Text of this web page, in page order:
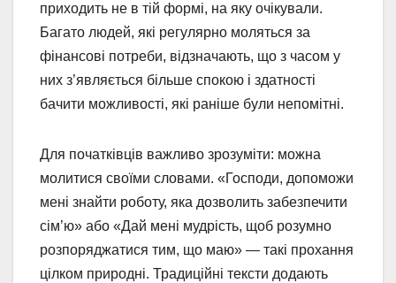
приходить не в тій формі, на яку очікували.
Багато людей, які регулярно моляться за
фінансові потреби, відзначають, що з часом у
них з’являється більше спокою і здатності
бачити можливості, які раніше були непомітні.
Для початківців важливо зрозуміти: можна
молитися своїми словами. «Господи, допоможи
мені знайти роботу, яка дозволить забезпечити
сім’ю» або «Дай мені мудрість, щоб розумно
розпоряджатися тим, що маю» — такі прохання
цілком природні. Традиційні тексти додають